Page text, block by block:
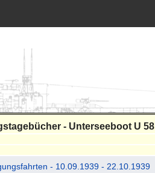
- Unterseeboot U 58
- 10.09.1939 - 22.10.1939